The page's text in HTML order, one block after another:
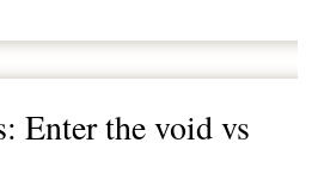
Enter the void vs